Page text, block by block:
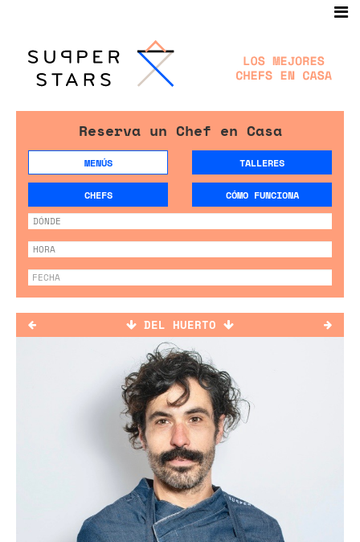
Reserva un Chef en Casa
MENÚS TALLERES
CHEFS CÓMO FUNCIONA
DEL HUERTO